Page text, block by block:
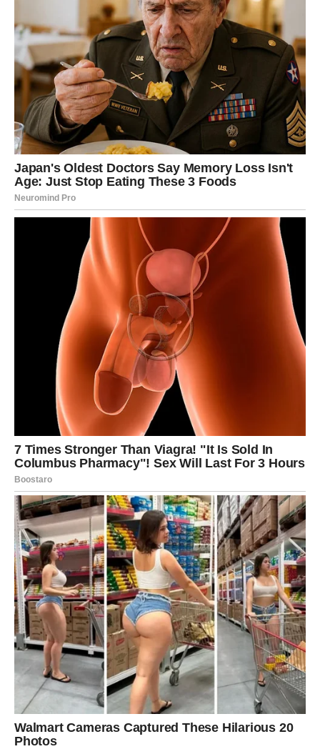
Device očekuju iskreni razgovori koji će dodatno učvrstiti
odnos sa voljenom osobom. Sve ono što je ostalo
neizgovoreno sada će biti mnogo lakše izraziti.
Slobodne Device imaju mogućnost za prijatno novo
poznanstvo.
Vaga
Vagama se ostvaruje jedna mala ljubavna želja. Partner
će vas obradovati pažnjom, dok slobodne Vage mogu
dobiti poruku koja će im izmamiti osmeh.
Ovo je dan koji donosi mnogo lepih emocija.
Škorpija
Škorpijama nedelja donosi intenzivne emocije. Razgovor
sa osobom koja vam se dopada mogao bi vas još više
zbližiti i otvoriti vrata ozbiljnijem odnosu.
Zauzeti pripadnici ovog znaka uživaće u mnogo nežnosti.
Strelac
Strelčevima ljubav dolazi kroz druženje, izlazak ili kraće
putovanje. Jedan susret mogao bi ostaviti snažan utisak i
pokrenuti zanimljivu ljubavnu priču.